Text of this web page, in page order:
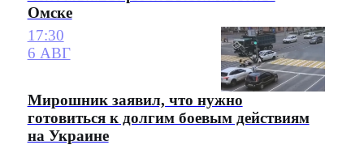
Омске
17:30
6 АВГ
Мирошник заявил, что нужно
готовиться к долгим боевым действиям
на Украине